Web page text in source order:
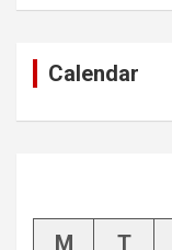
Calendar
M
T